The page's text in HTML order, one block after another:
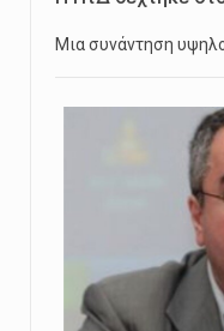
Μια συνάντηση